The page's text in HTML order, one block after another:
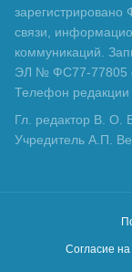
связи,
коммуникаций.
ЭЛ № ФС77-77805
Телефон
Гл. редактор В. О.
Учредитель А.П.
Согласие